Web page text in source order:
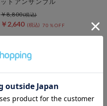
ットアンサンブル
￥2,640 70％OFF
￥8,800